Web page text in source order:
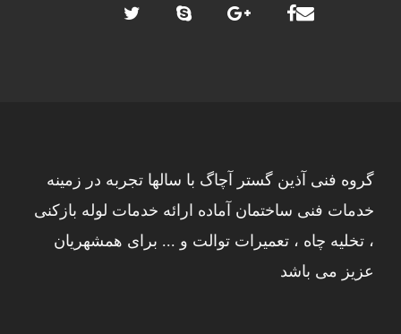
گروه فنی آذین گستر آچاگ با سالها تجربه در زمینه
خدمات فنی ساختمان آماده ارائه خدمات لوله بازکنی
، تخلیه چاه ، تعمیرات توالت و ... برای همشهریان
عزیز می باشد